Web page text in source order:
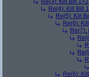
Re(3): Kill Bill
Re(4): Kill Bill
Re(5): Kill
Re(6):
Re(7):
Re(6):